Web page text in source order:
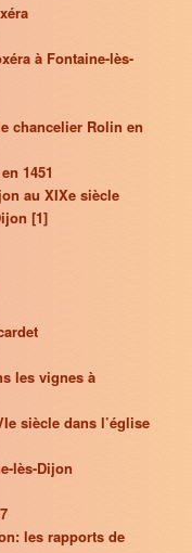
à Fontaine-lès-
chancelier Rolin en
1451
au XIXe siècle
[1]
les vignes à
siècle dans l’église
lès-Dijon
les rapports de